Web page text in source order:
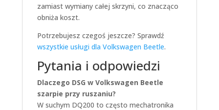
zamiast wymiany całej skrzyni, co znacząco
obniża koszt.
Potrzebujesz czegoś jeszcze? Sprawdź
wszystkie usługi dla Volkswagen Beetle.
Pytania i odpowiedzi
Dlaczego DSG w Volkswagen Beetle
szarpie przy ruszaniu?
W suchym DQ200 to często mechatronika